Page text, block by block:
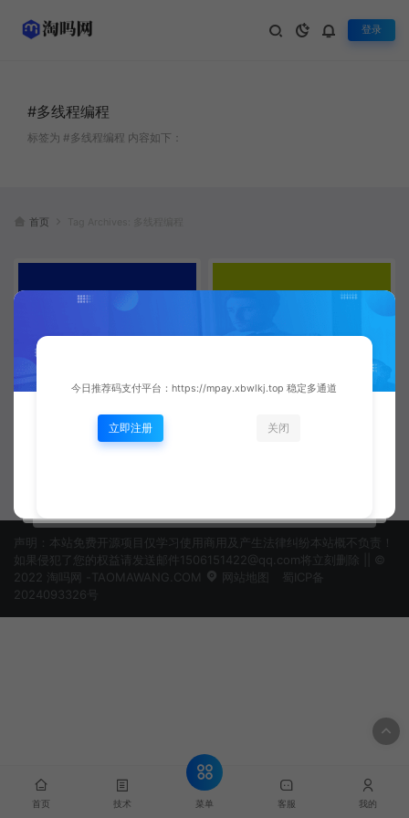
登录
#多线程编程
标签为 #多线程编程 内容如下：
首页
JavaScript Web Workers多线程
Java线程池实战教程：构建高性
thinkphp
声明：本站免费开源项目仅学习使用商用及产生法律纠纷本站概不负责！
如果侵犯了您的权益请发送邮件1506151422@qq.com将立刻删除 || ©
2022 淘吗网 -TAOMAWANG.COM
网站地图
蜀ICP备
2024093326号
首页 技术 菜单 客服 我的
今日推荐码支付平台：https://mpay.xbwlkj.top 稳定多通道
立即注册 关闭